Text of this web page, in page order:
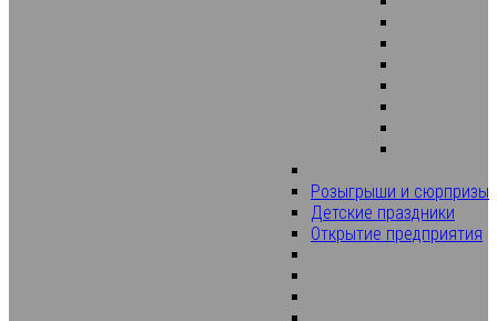
Розыгрыши и сюрпризы
Детские праздники
Открытие предприятия